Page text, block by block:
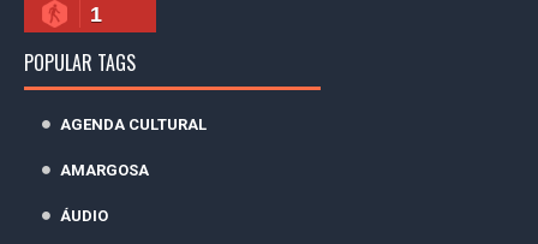
1
POPULAR TAGS
AGENDA CULTURAL
AMARGOSA
ÁUDIO